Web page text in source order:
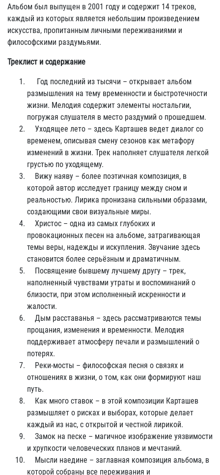
Альбом был выпущен в 2001 году и содержит 14 треков,
каждый из которых является небольшим произведением
искусства, пропитанным личными переживаниями и
философскими раздумьями.
Треклист и содержание
Год последний из тысячи – открывает альбом
размышления на тему временности и быстротечности
жизни. Мелодия содержит элементы ностальгии,
погружая слушателя в место раздумий о прошедшем.
Уходящее лето – здесь Карташев ведет диалог со
временем, описывая смену сезонов как метафору
изменений в жизни. Трек наполняет слушателя легкой
грустью по уходящему.
Вижу наяву – более поэтичная композиция, в
которой автор исследует границу между сном и
реальностью. Лирика пронизана сильными образами,
создающими свои визуальные миры.
Христос – одна из самых глубоких и
провокационных песен на альбоме, затрагивающая
темы веры, надежды и искупления. Звучание здесь
становится более серьёзным и драматичным.
Посвящение бывшему лучшему другу – трек,
наполненный чувствами утраты и воспоминаний о
близости, при этом исполненный искренности и
жалости.
Дым расставанья – здесь рассматриваются темы
прощания, изменения и временности. Мелодия
поддерживает атмосферу печали и размышлений о
потерях.
Реки-мосты – философская песня о связях и
отношениях в жизни, о том, как они формируют наш
путь.
Как много ставок – в этой композиции Карташев
размышляет о рисках и выборах, которые делает
каждый из нас, с открытой и честной лирикой.
Замок на песке – магичное изображение уязвимости
и хрупкости человеческих планов и мечтаний.
Мысли наедине – заглавная композиция альбома, в
которой собраны все переживания и